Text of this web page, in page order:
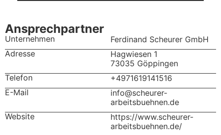
Ansprechpartner
Unternehmen
Ferdinand Scheurer GmbH
Adresse
Hagwiesen 1
73035 Göppingen
Telefon
+4971619141516
E-Mail
info@scheurer-
arbeitsbuehnen.de
Website
https://www.scheurer-
arbeitsbuehnen.de/